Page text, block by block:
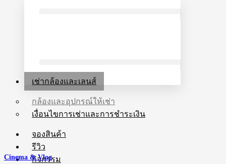
เช่ากล้องและเลนส์
กล้องและอุปกรณ์ให้เช่า
เงื่อนไขการเช่าและการชำระเงิน
จองสินค้า
รีวิว
กิจกรรม
Cinema & Vlog